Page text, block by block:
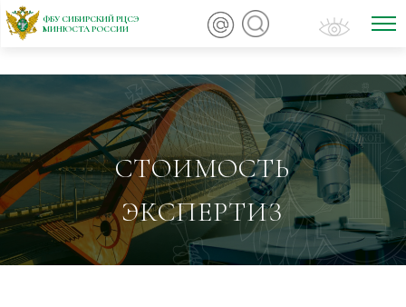
ФБУ СИБИРСКИЙ РЦСЭ
МИНЮСТА РОССИИ
СТОИМОСТЬ
ЭКСПЕРТИЗ